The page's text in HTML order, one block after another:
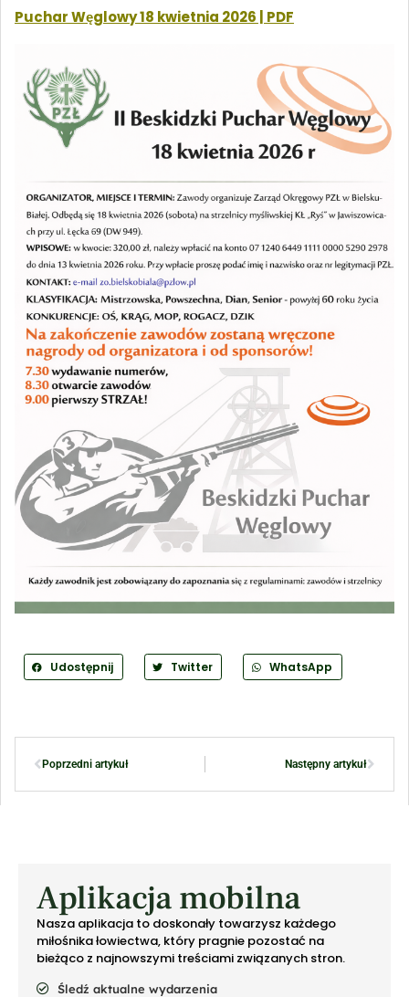
Puchar Węglowy 18 kwietnia 2026 | PDF
Udostępnij Twitter WhatsApp
Poprzedni artykuł Następny artykuł
Aplikacja mobilna
Nasza aplikacja to doskonały towarzysz każdego
miłośnika łowiectwa, który pragnie pozostać na
bieżąco z najnowszymi treściami związanych stron.
Śledź aktualne wydarzenia